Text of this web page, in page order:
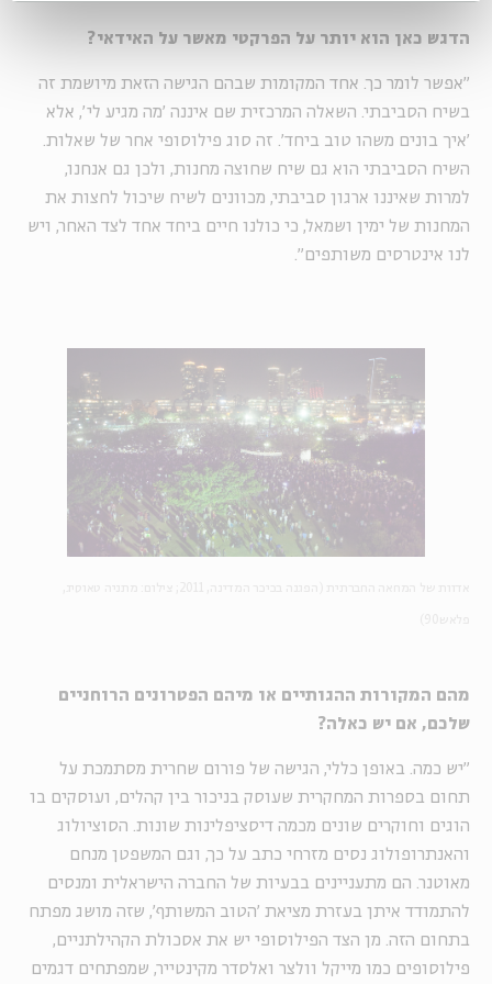
הדגש כאן הוא יותר על הפרקטי מאשר על האידאי?
"אפשר לומר כך. אחד המקומות שבהם הגישה הזאת מיושמת זה
בשיח הסביבתי. השאלה המרכזית שם איננה 'מה מגיע לי', אלא
'איך בונים משהו טוב ביחד'. זה סוג פילוסופי אחר של שאלות.
השיח הסביבתי הוא גם שיח שחוצה מחנות, ולכן גם אנחנו,
למרות שאיננו ארגון סביבתי, מכוונים לשיח שיכול לחצות את
המחנות של ימין ושמאל, כי כולנו חיים ביחד אחד לצד האחר, ויש
לנו אינטרסים משותפים".
מהם המקורות ההגותיים או מיהם הפטרונים הרוחניים
שלכם, אם יש כאלה?
"יש כמה. באופן כללי, הגישה של פורום שחרית מסתמכת על
תחום בספרות המחקרית שעוסק בניכור בין קהלים, ועוסקים בו
הוגים וחוקרים שונים מכמה דיסציפלינות שונות. הסוציולוג
והאנתרופולוג נסים מזרחי כתב על כך, וגם המשפטן מנחם
מאוטנר. הם מתעניינים בבעיות של החברה הישראלית ומנסים
להתמודד איתן בעזרת מציאת 'הטוב המשותף', שזה מושג מפתח
בתחום הזה. מן הצד הפילוסופי יש את אסכולת הקהילתניים,
פילוסופים כמו מייקל וולצר ואלסדר מקינטייר, שמפתחים דגמים